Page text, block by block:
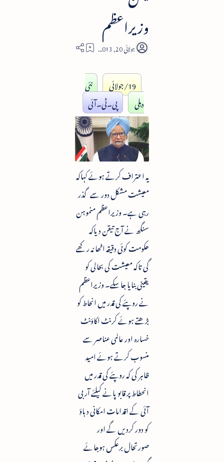
وزیراعظم
4
19/جولائی
نئی
دہلی
پی۔ٹی۔آئی
یہ اعتراف کرتے ہوئے کہاکہ
معیشت مشکل دور سے گذر
رہی ہے۔ وزیراعظم منموہن
سنگھ نے آج تیقن دیاکہ
حکومت کوئی دقیقہ اٹھا نہ رکھے
گی تاکہ معیشت کی بحالی کو
یقینی بنایا جاسکے۔ وزیراعظم
نے روپئے کی قدر میں انحاط کو
بڑھتے ہوئے کرنٹ اکاؤنٹ
خسارہ اور عالمی عناصر سے
منسوب کرتے ہوئے امید
ظاہر کی کہ روپئے کی قدر میں
انحطاط پر قابو پانے کیلئے آر بی
آئی کے اقدامات امکانی دباؤ
کو دور کردیں گے اور
صورتحال برعکس ہوجائے